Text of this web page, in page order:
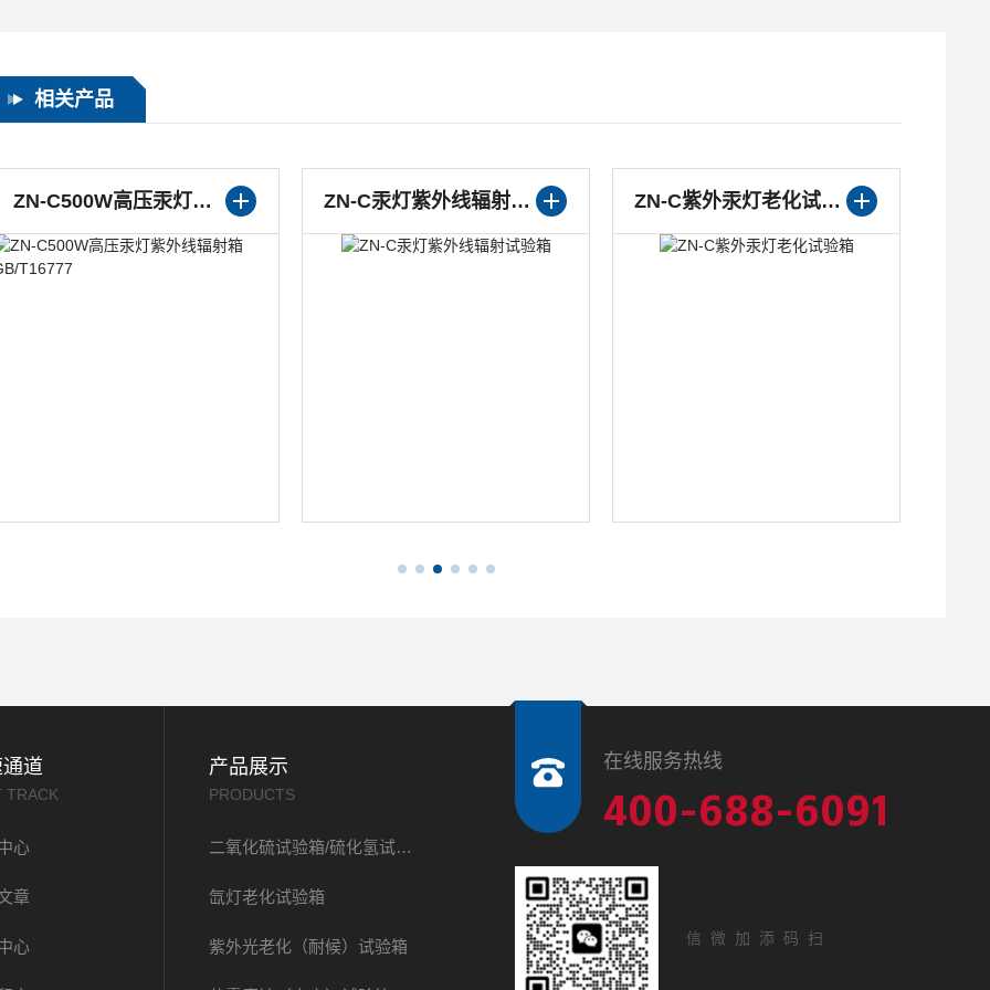
相关产品
ZN-C500W高压汞灯紫外线辐射箱GB/T16777 ZN-C汞灯紫外线辐射试验箱 ZN-C紫外汞灯老化试验箱
道
TRACK
心
章
心
产品展示
PRODUCTS
二氧化硫试验箱/硫化氢试验箱
氙灯老化试验箱
紫外光老化（耐候）试验箱
在线服务热线
400-688-6091
扫码添加微信